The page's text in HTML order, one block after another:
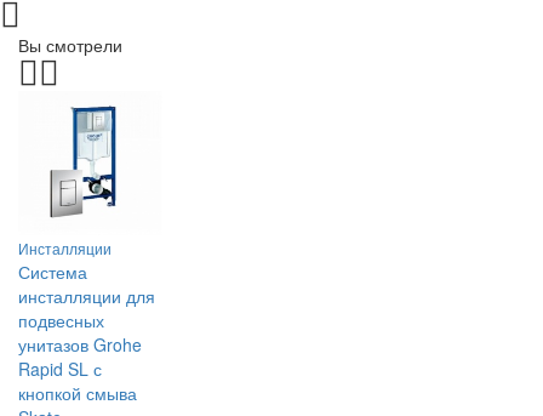
Вы смотрели
Инсталляции
Система
инсталляции для
подвесных
унитазов Grohe
Rapid SL с
кнопкой смыва